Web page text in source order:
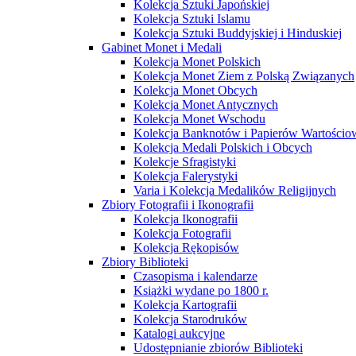
Kolekcja Sztuki Japońskiej
Kolekcja Sztuki Islamu
Kolekcja Sztuki Buddyjskiej i Hinduskiej
Gabinet Monet i Medali
Kolekcja Monet Polskich
Kolekcja Monet Ziem z Polską Związanych
Kolekcja Monet Obcych
Kolekcja Monet Antycznych
Kolekcja Monet Wschodu
Kolekcja Banknotów i Papierów
Kolekcja Medali Polskich i Obcych
Kolekcje Sfragistyki
Kolekcja Falerystyki
Varia i Kolekcja Medalików Religijnych
Zbiory Fotografii i Ikonografii
Kolekcja Ikonografii
Kolekcja Fotografii
Kolekcja Rękopisów
Zbiory Biblioteki
Czasopisma i kalendarze
Książki wydane po 1800 r.
Kolekcja Kartografii
Kolekcja Starodruków
Katalogi aukcyjne
Udostępnianie zbiorów Biblioteki